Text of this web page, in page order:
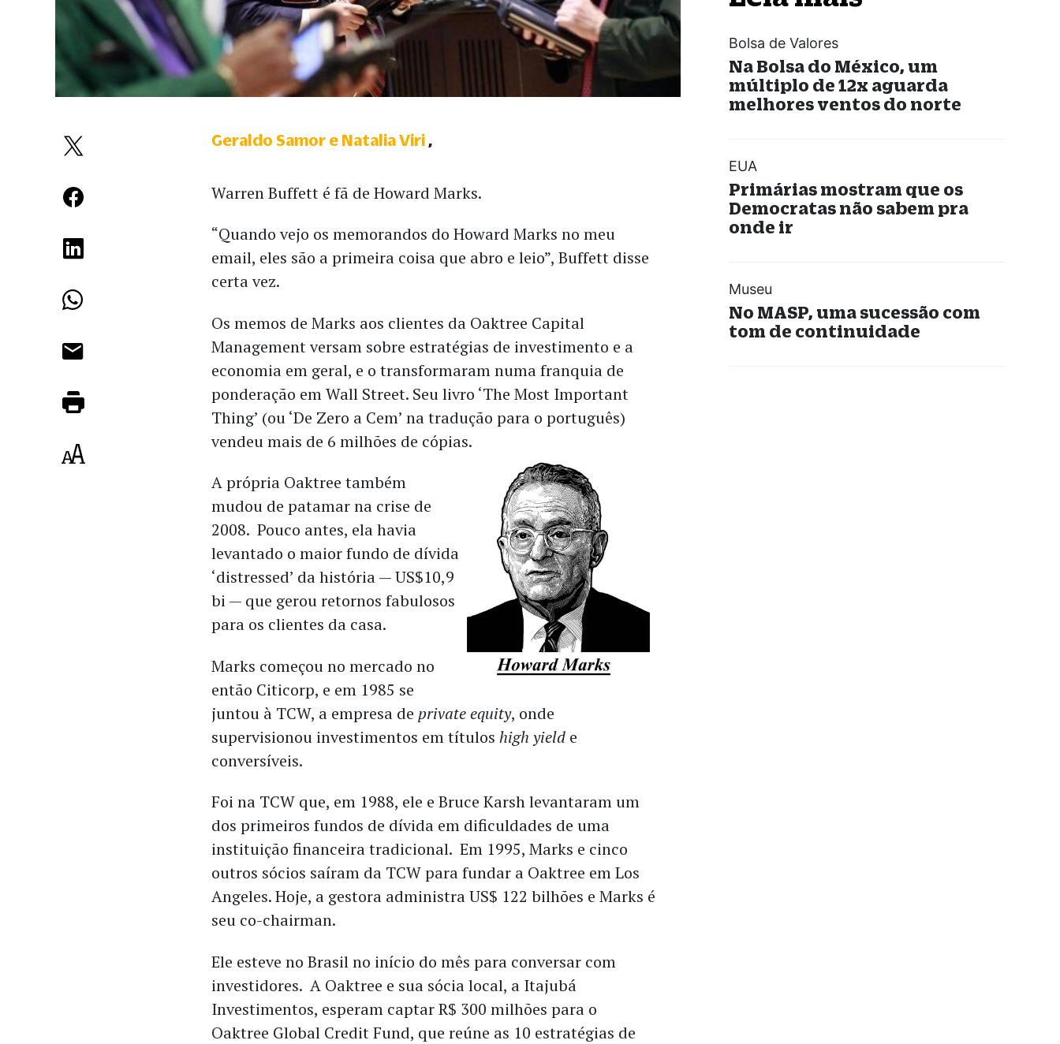
Warren Buffett é fã de Howard Marks.
“Quando vejo os memorandos do Howard Marks no meu
email, eles são a primeira coisa que abro e leio”, Buffett disse
certa vez.
Os memos de Marks aos clientes da Oaktree Capital
Management versam sobre estratégias de investimento e a
economia em geral, e o transformaram numa franquia de
ponderação em Wall Street. Seu livro ‘The Most Important
Thing’ (ou ‘De Zero a Cem’ na tradução para o português)
vendeu mais de 6 milhões de cópias.
A própria Oaktree também
mudou de patamar na crise de
2008. Pouco antes, ela havia
levantado o maior fundo de dívida
‘distressed’ da história — US$10,9
bi — que gerou retornos fabulosos
para os clientes da casa.
Marks começou no mercado no
então Citicorp, e em 1985 se
juntou à TCW, a empresa de private equity, onde
supervisionou investimentos em títuloshigh yield e
conversíveis.
Foi na TCW que, em 1988, ele e Bruce Karsh levantaram um
dos primeiros fundos de dívida em dificuldades de uma
instituição financeira tradicional. Em 1995, Marks e cinco
outros sócios saíram da TCW para fundar a Oaktree em Los
Angeles. Hoje, a gestora administra US$ 122 bilhões e Marks é
seu co-chairman.
Ele esteve no Brasil no início do mês para conversar com
investidores. A Oaktree e sua sócia local, a Itajubá
Investimentos, esperam captar R$ 300 milhões para o
Oaktree Global Credit Fund, que reúne as 10 estratégias de
Geraldo Samor e Natalia Viri
Bolsa de Valores
Na Bolsa do México, um
múltiplo de 12x aguarda
melhores ventos do norte
EUA
Primárias mostram que os
Democratas não sabem pra
onde ir
Museu
No MASP, uma sucessão com
tom de continuidade